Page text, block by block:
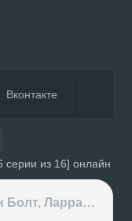
Вконтакте
серии из 16] онлайн
СКУЛБОЙ | Шоу Титаны, Усейн Болт, Ларрат, Зашквар!